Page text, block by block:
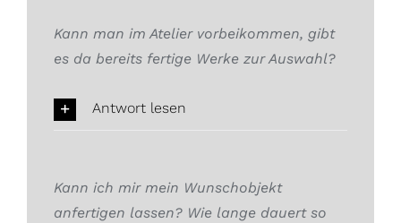
Kann man im Atelier vorbeikommen, gibt
es da bereits fertige Werke zur Auswahl?
Antwort lesen
Kann ich mir mein Wunschobjekt
anfertigen lassen? Wie lange dauert so